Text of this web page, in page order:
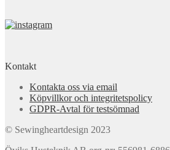
Kontakt
Kontakta oss via email
Köpvillkor och integritetspolicy
GDPR-Avtal för testsömnad
© Sewingheartdesign 2023